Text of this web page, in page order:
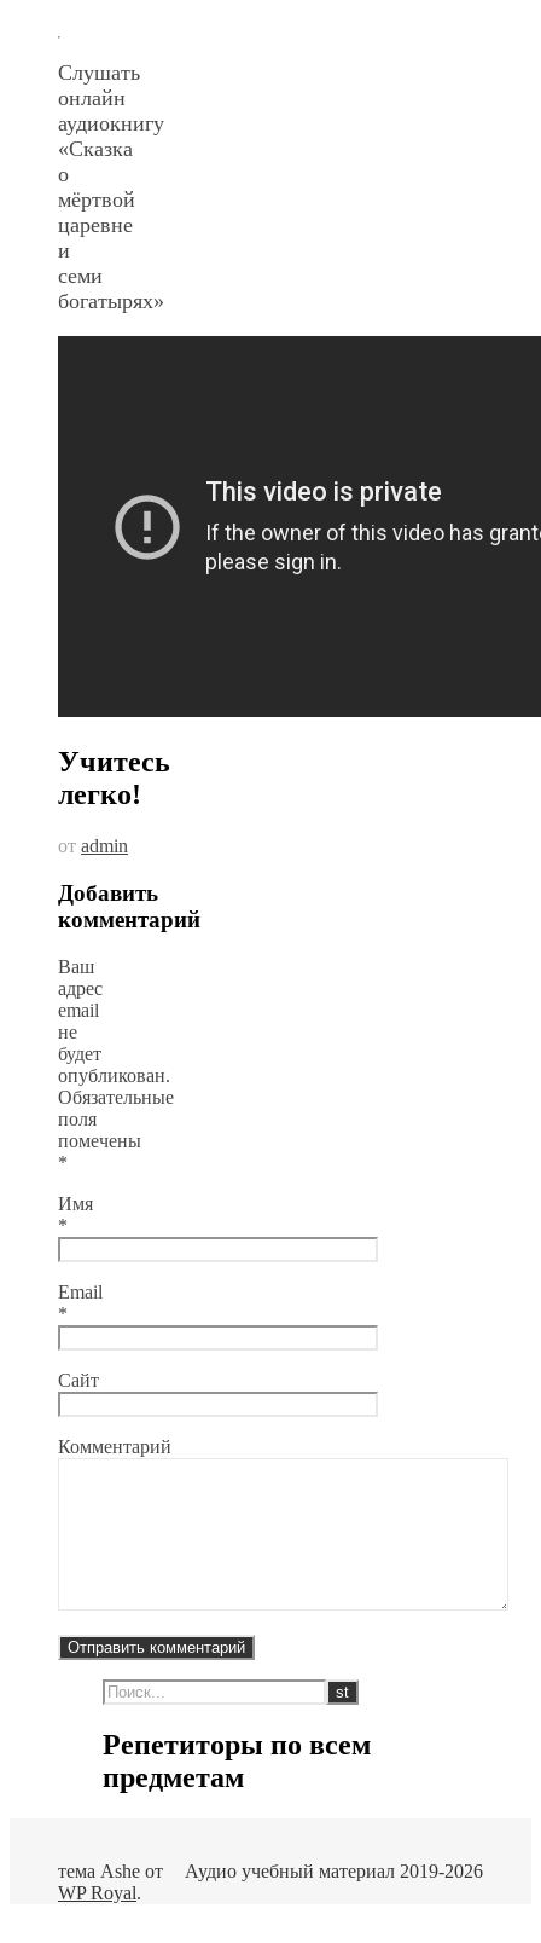
Слушать
онлайн
аудиокнигу
«Сказка
о
мёртвой
царевне
и
семи
богатырях»
Учитесь
легко!
от admin
Добавить
комментарий
Ваш
адрес
email
не
будет
опубликован.
Обязательные
поля
помечены
*
Имя
*
Email
*
Сайт
Комментарий
Репетиторы по всем
предметам
Аудио учебный материал 2019-2026
тема Ashe от
WP Royal.